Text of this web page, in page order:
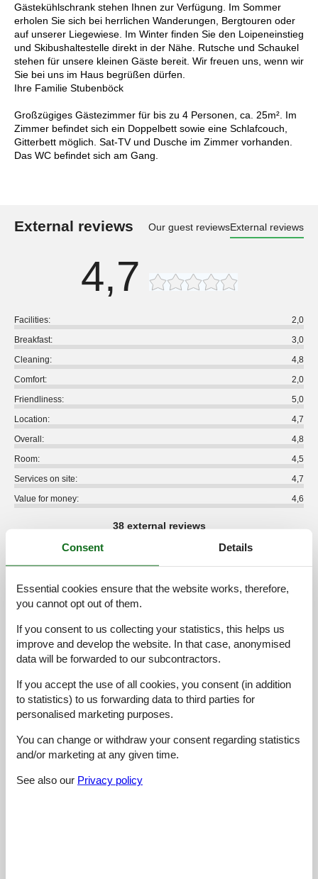
Gästekühlschrank stehen Ihnen zur Verfügung. Im Sommer
erholen Sie sich bei herrlichen Wanderungen, Bergtouren oder
auf unserer Liegewiese. Im Winter finden Sie den Loipeneinstieg
und Skibushaltestelle direkt in der Nähe. Rutsche und Schaukel
stehen für unsere kleinen Gäste bereit. Wir freuen uns, wenn wir
Sie bei uns im Haus begrüßen dürfen.
Ihre Familie Stubenböck
Großzügiges Gästezimmer für bis zu 4 Personen, ca. 25m². Im
Zimmer befindet sich ein Doppelbett sowie eine Schlafcouch,
Gitterbett möglich. Sat-TV und Dusche im Zimmer vorhanden.
Das WC befindet sich am Gang.
External reviews Our guest reviewsExternal reviews
4,7
Facilities:
2,0
Breakfast:
3,0
Cleaning:
4,8
Comfort:
2,0
Friendliness:
5,0
Location:
4,7
Overall:
4,8
Room:
4,5
Services on site:
4,7
Value for money:
4,6
38 external reviews
Room:
4 Services on site: 5 Value for money:
1,0 juni 2026
Cleaning: 1 Location: 1 Overall:
Room:
1 Services on site: 1 Value for money:
5,0
Cleaning: 5 Location:
Sehr guter Service und sauberes neu renoviertes Zimmer.
Consent Details
Essential cookies ensure that the website works, therefore,
you cannot opt out of them.
If you consent to us collecting your statistics, this helps us
improve and develop the website. In that case, anonymised
data will be forwarded to our subcontractors.
If you accept the use of all cookies, you consent (in addition
to statistics) to us forwarding data to third parties for
personalised marketing purposes.
You can change or withdraw your consent regarding statistics
and/or marketing at any given time.
See also our Privacy policy